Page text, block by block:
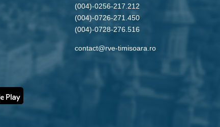
(004)-0256-217.212
(004)-0726-271.450
(004)-0728-276.516
contact@rve-timisoara.ro